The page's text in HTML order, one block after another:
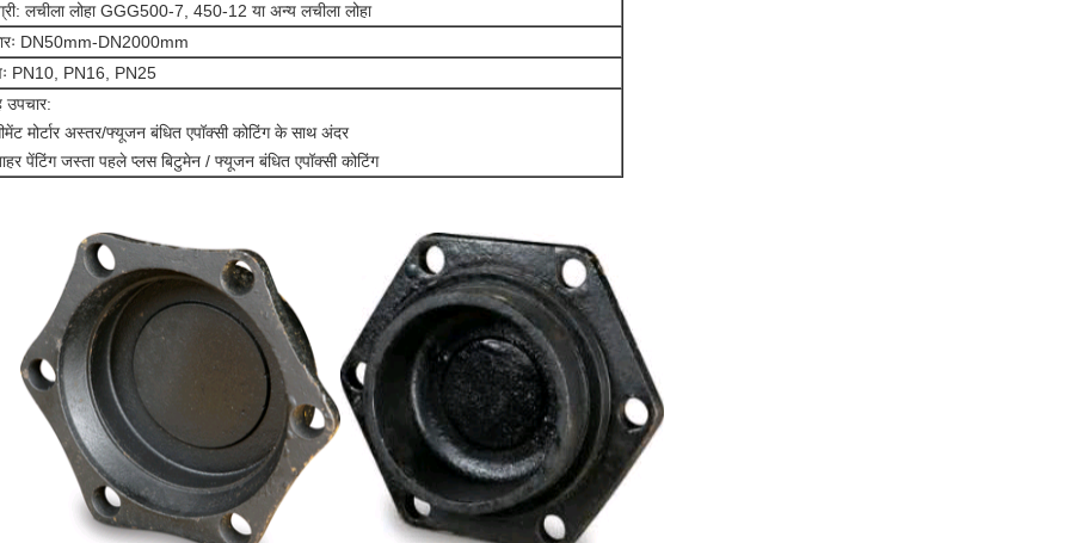
लचीला लोहा GGG500-7, 450-12 या अन्य लचीला लोहा
DN50mm-DN2000mm
PN10, PN16, PN25
उपचार:
मोर्टार अस्तर/फ्यूजन बंधित एपॉक्सी कोटिंग के साथ अंदर
पेंटिंग जस्ता पहले प्लस बिटुमेन / फ्यूजन बंधित एपॉक्सी कोटिंग